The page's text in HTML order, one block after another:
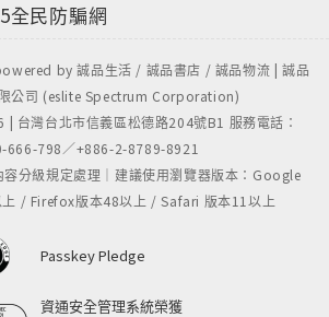
全民防騙網
by 誠品生活 / 誠品書店 / 誠品物流 | 誠品
公司 (eslite Spectrum Corporation)
台灣台北市信義區松德路204號B1 服務電話：
666-798／+886-2-8789-8921
分級規定處理｜建議使用瀏覽器版本：Google
/ Firefox版本48以上 / Safari 版本11以上
Passkey Pledge
資通安全管理系統榮獲